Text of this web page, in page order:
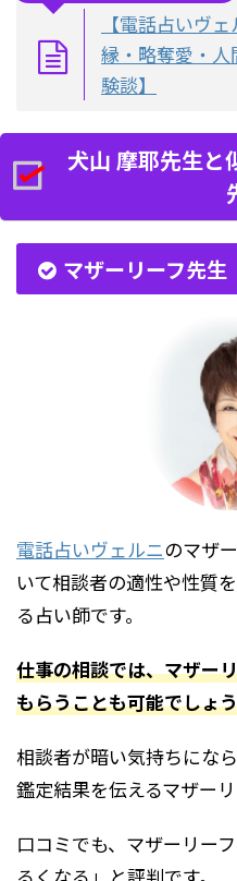
【電話占いヴ
縁・略奪愛・
験談】
犬山 摩耶先生と
マザーリーフ先生
電話占いヴェルニのマザ
いて相談者の適性や性質
る占い師です。
仕事の相談では、マザー
もらうことも可能でしょ
相談者が暗い気持ちにな
鑑定結果を伝えるマザーリ
口コミでも、マザーリー